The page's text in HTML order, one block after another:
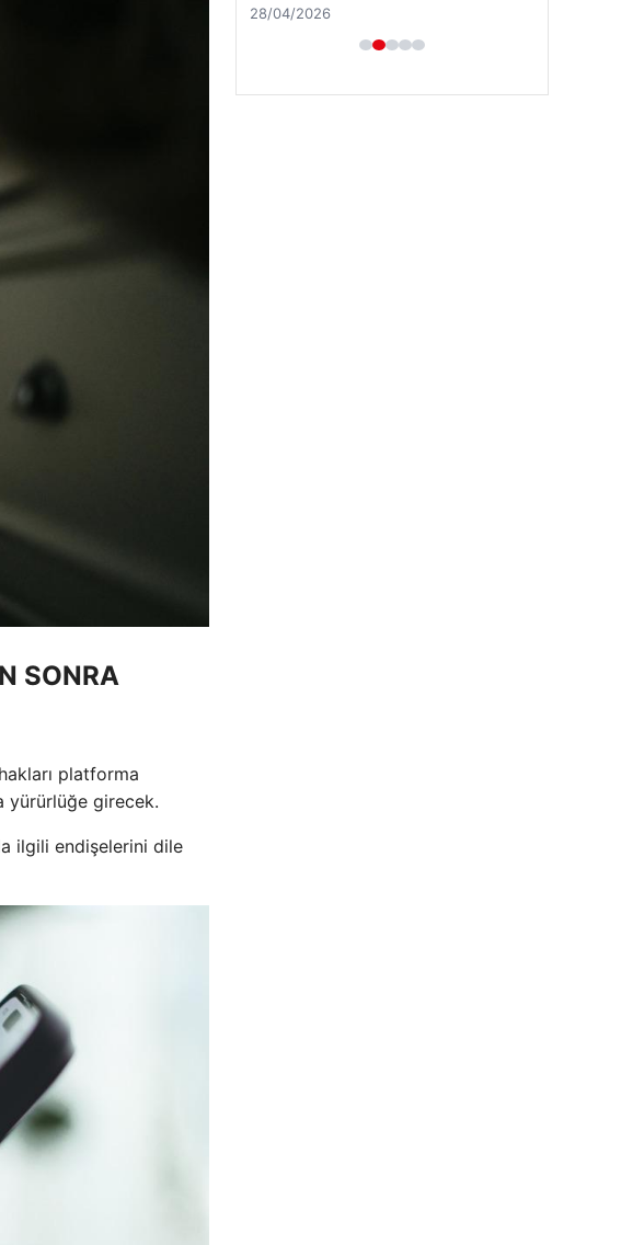
SONRA
platforma
yürürlüğe girecek.
ilgili endişelerini dile
28/04/2026